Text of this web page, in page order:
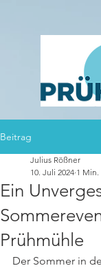
Beitrag
Ein
Prühmühle
Julius Rößner
10. Juli 2024 1 Min.
Der Sommer in